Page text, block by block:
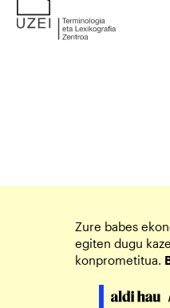
Zure babes
egiten dugu
konprometitua.